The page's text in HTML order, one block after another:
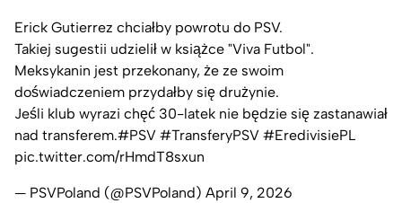
Erick Gutierrez chciałby powrotu do PSV.
Takiej sugestii udzielił w książce "Viva Futbol".
Meksykanin jest przekonany, że ze swoim
doświadczeniem przydałby się drużynie.
Jeśli klub wyrazi chęć 30-latek nie będzie się zastanawiał
nad transferem.#PSV #TransferyPSV #EredivisiePL
pic.twitter.com/rHmdT8sxun
— PSVPoland (@PSVPoland) April 9, 2026